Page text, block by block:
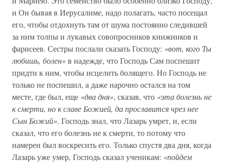
и Он бывая в Иерусалиме, надо полагать, часто посещал
его, чтобы отдохнуть там от шума постоянно следившей
за ним толпы и лукавых совопросников книжников и
фарисеев. Сестры послали сказать Господу: «вот, кого Ты
любишь, болен»в надежде, что Господь Сам поспешит
придти к ним, чтобы исцелить болящего. Но Господь не
только не поспешил, а даже нарочно остался на том
месте, где был, еще «два дня», сказав, что «эта болезнь не
к смерти, но к славе Божией, да прославится чрез нее
Сын Божий». Господь знал, что Лазарь умрет, и, если
сказал, что его болезнь не к смерти, то потому что
намерен был воскресить его. Только спустя два дня, когда
Лазарь уже умер, Господь сказал ученикам: «пойдем